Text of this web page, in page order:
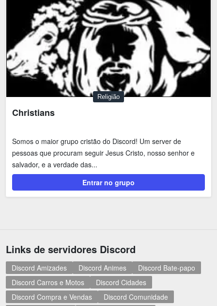
Religião
Christians
Somos o maior grupo cristão do Discord! Um server de
pessoas que procuram seguir Jesus Cristo, nosso senhor e
salvador, e a verdade das...
Entrar no grupo
Links de servidores Discord
Discord Amizades Discord Animes
Discord Bate-papo
Discord Carros e Motos
Discord Cidades
Discord Compra e Vendas
Discord Comunidade